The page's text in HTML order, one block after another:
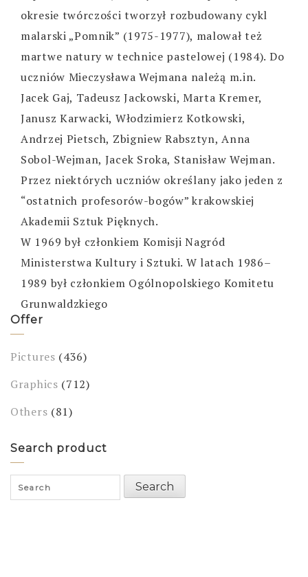
okresie twórczości tworzył rozbudowany cykl
malarski „Pomnik” (1975-1977), malował też
martwe natury w technice pastelowej (1984). Do
uczniów Mieczysława Wejmana należą m.in.
Jacek Gaj, Tadeusz Jackowski, Marta Kremer,
Janusz Karwacki, Włodzimierz Kotkowski,
Andrzej Pietsch, Zbigniew Rabsztyn, Anna
Sobol-Wejman, Jacek Sroka, Stanisław Wejman.
Przez niektórych uczniów określany jako jeden z
“ostatnich profesorów-bogów” krakowskiej
Akademii Sztuk Pięknych.
W 1969 był członkiem Komisji Nagród
Ministerstwa Kultury i Sztuki. W latach 1986–
1989 był członkiem Ogólnopolskiego Komitetu
Grunwaldzkiego
Offer
Pictures (436)
Graphics (712)
Others (81)
Search product
Search
Search